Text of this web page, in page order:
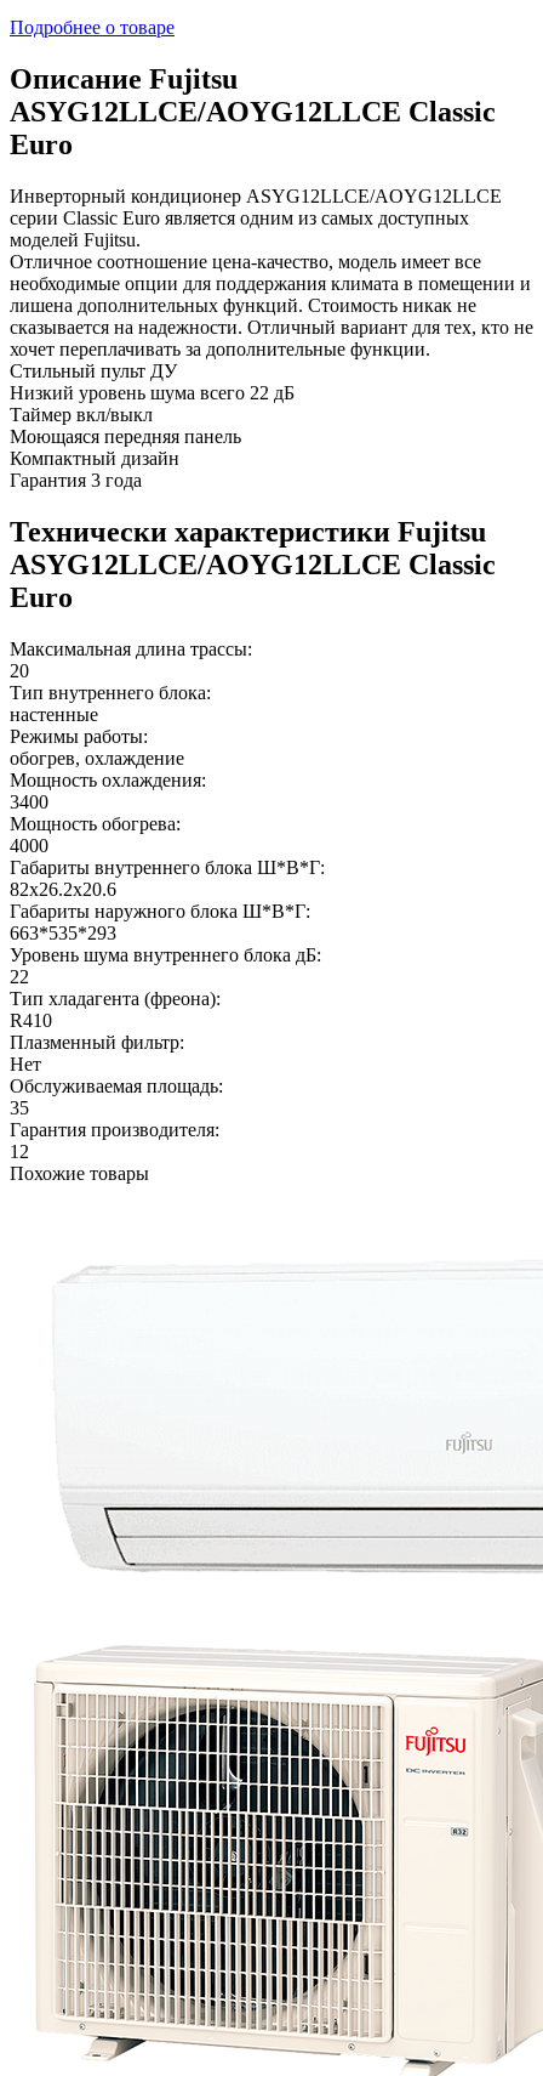
Подробнее о товаре
Описание Fujitsu
ASYG12LLCE/AOYG12LLCE Classic
Euro
Инверторный кондиционер ASYG12LLCE/AOYG12LLCE
серии Classic Euro является одним из самых доступных
моделей Fujitsu.
Отличное соотношение цена-качество, модель имеет все
необходимые опции для поддержания климата в помещении и
лишена дополнительных функций. Стоимость никак не
сказывается на надежности. Отличный вариант для тех, кто не
хочет переплачивать за дополнительные функции.
Стильный пульт ДУ
Низкий уровень шума всего 22 дБ
Таймер вкл/выкл
Моющаяся передняя панель
Компактный дизайн
Гарантия 3 года
Технически характеристики Fujitsu
ASYG12LLCE/AOYG12LLCE Classic
Euro
Максимальная длина трассы:
20
Тип внутреннего блока:
настенные
Режимы работы:
обогрев, охлаждение
Мощность охлаждения:
3400
Мощность обогрева:
4000
Габариты внутреннего блока Ш*В*Г:
82x26.2x20.6
Габариты наружного блока Ш*В*Г:
663*535*293
Уровень шума внутреннего блока дБ:
22
Тип хладагента (фреона):
R410
Плазменный фильтр:
Нет
Обслуживаемая площадь:
35
Гарантия производителя:
12
Похожие товары